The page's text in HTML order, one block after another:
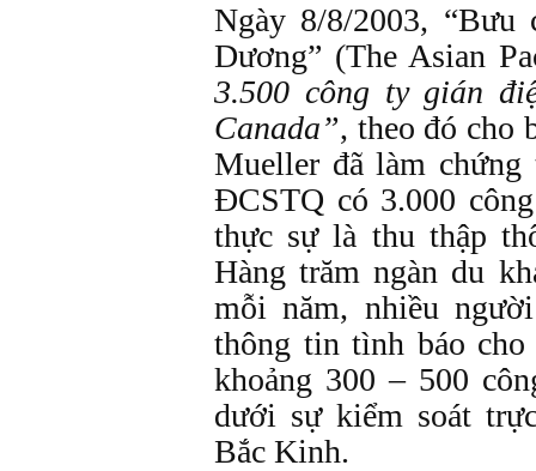
Ngày 8/8/2003,
Dương” (The Asian
3.500 công ty gián
Canada”, theo đó cho
Mueller đã làm
ĐCSTQ có 3.000
thực sự là thu thập
Hàng trăm ngàn du
mỗi năm, nhiều
thông tin tình báo
khoảng 300 – 500
dưới sự kiểm soát
Bắc Kinh.